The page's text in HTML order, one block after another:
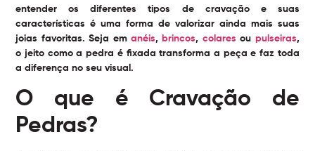
entender os diferentes tipos de cravação e suas
características é uma forma de valorizar ainda mais suas
joias favoritas. Seja em anéis, brincos, colares ou pulseiras,
o jeito como a pedra é fixada transforma a peça e faz toda
a diferença no seu visual.
O que é Cravação de
Pedras?